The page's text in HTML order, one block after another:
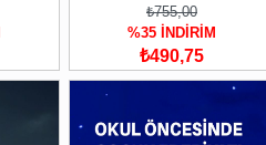
₺755,00
%35 İNDİRİM
₺490,75